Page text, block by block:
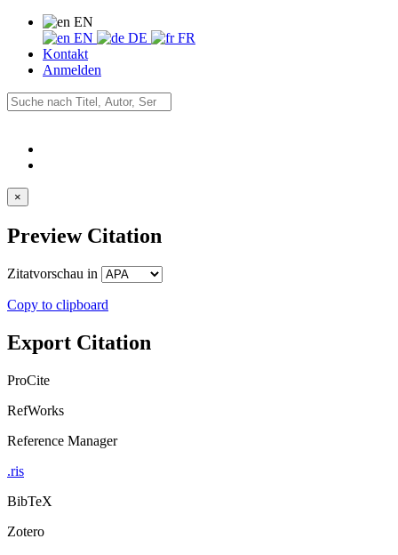
EN
EN
DE
FR
Kontakt
Anmelden
×
Preview Citation
Zitatvorschau in
Copy to clipboard
Export Citation
ProCite
RefWorks
Reference Manager
.ris
BibTeX
Zotero